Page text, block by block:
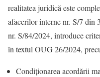
realitatea juridică este
afacerilor interne nr. S/7 din
nr. S/84/2024, introduce
în textul OUG 26/2024,
Condiționarea acordării